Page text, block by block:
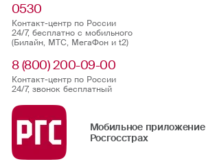
0530
Контакт-центр по России
24/7, бесплатно с мобильного
(Билайн, МТС, МегаФон и t2)
8 (800) 200-09-00
Контакт-центр по России
24/7, звонок бесплатный
Мобильное приложение
Росгосстрах